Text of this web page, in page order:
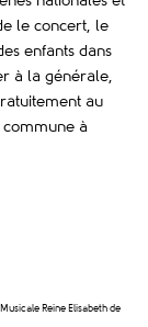
le concert, le
enfants dans
à la générale,
au
à
Reine Elisabeth de